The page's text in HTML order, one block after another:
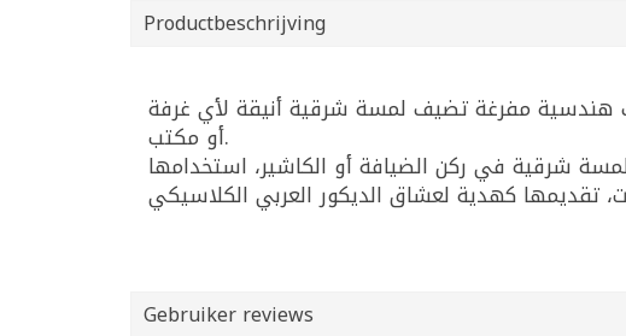
Productbeschrijving
هندسية مفرغة تضيف لمسة شرقية أنيقة لأي غرفة
أو مكتب.
لمسة شرقية في ركن الضيافة أو الكاشير، استخدامها
Gebruiker reviews